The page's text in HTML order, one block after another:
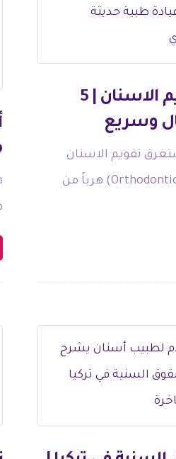
كم يستغرق تقويم الاسنان | 5
وسريع
تقويم الاسنان
(Orthodontic Treatment Duration) هرباً من